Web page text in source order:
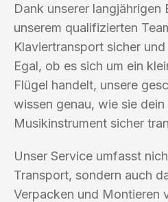
Dank unserer langjährigen
unserem qualifizierten
Klaviertransport sicher
Egal, ob es sich um ein
Flügel handelt, unsere
wissen genau, wie sie
Musikinstrument sicher
Unser Service umfasst
Transport, sondern auch
Verpacken und Montieren